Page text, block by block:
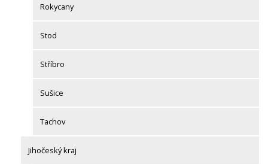
Rokycany
Stod
Stříbro
Sušice
Tachov
Jihočeský kraj